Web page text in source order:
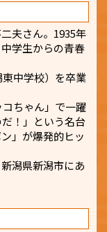
夫さん。1935年
学生からの青春
中学校）を卒業
ちゃん」で一躍
！」という名台
」が爆発的ヒッ
潟県新潟市にあ